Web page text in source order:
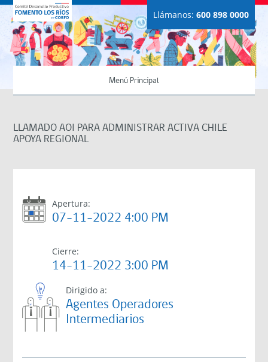
Llámanos: 600 898 0000
Menú Principal
LLAMADO AOI PARA ADMINISTRAR ACTIVA CHILE
APOYA REGIONAL
Apertura:
07-11-2022 4:00 PM
Cierre:
14-11-2022 3:00 PM
Dirigido a:
Agentes Operadores
Intermediarios